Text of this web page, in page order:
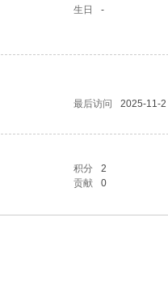
生日 -
最后访问
2025-11-
积分
2
贡献 0